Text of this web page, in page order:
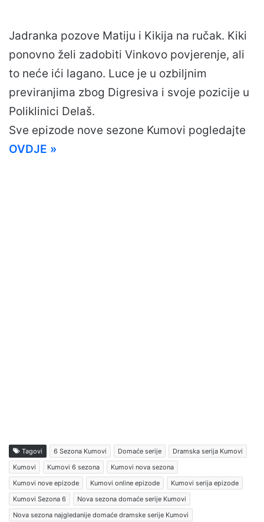
Jadranka pozove Matiju i Kikija na ručak. Kiki
ponovno želi zadobiti Vinkovo povjerenje, ali
to neće ići lagano. Luce je u ozbiljnim
previranjima zbog Digresiva i svoje pozicije u
Poliklinici Delaš.
Sve epizode nove sezone Kumovi pogledajte
OVDJE »
Tagovi 6 Sezona Kumovi Domaće serije
Dramska serija Kumovi
Kumovi
Kumovi 6 sezona
Kumovi nova sezona
Kumovi nove epizode
Kumovi online epizode
Kumovi serija epizode
Kumovi Sezona 6
Nova sezona domaće serije Kumovi
Nova sezona najgledanije domaće dramske serije Kumovi